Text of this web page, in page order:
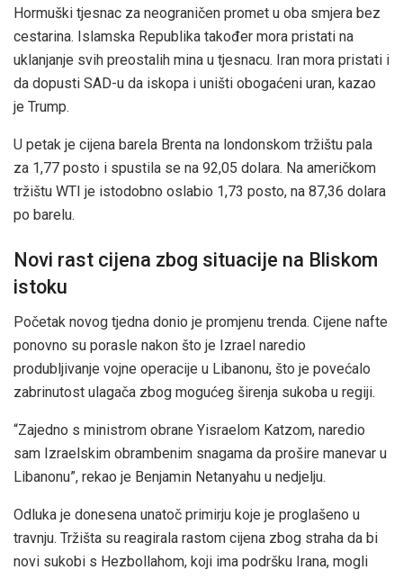
Hormuški tjesnac za neograničen promet u oba smjera bez
cestarina. Islamska Republika također mora pristati na
uklanjanje svih preostalih mina u tjesnacu. Iran mora pristati i
da dopusti SAD-u da iskopa i uništi obogaćeni uran, kazao
je Trump.
U petak je cijena barela Brenta na londonskom tržištu pala
za 1,77 posto i spustila se na 92,05 dolara. Na američkom
tržištu WTI je istodobno oslabio 1,73 posto, na 87,36 dolara
po barelu.
Novi rast cijena zbog situacije na Bliskom
istoku
Početak novog tjedna donio je promjenu trenda. Cijene nafte
ponovno su porasle nakon što je Izrael naredio
produbljivanje vojne operacije u Libanonu, što je povećalo
zabrinutost ulagača zbog mogućeg širenja sukoba u regiji.
“Zajedno s ministrom obrane Yisraelom Katzom, naredio
sam Izraelskim obrambenim snagama da prošire manevar u
Libanonu”, rekao je Benjamin Netanyahu u nedjelju.
Odluka je donesena unatoč primirju koje je proglašeno u
travnju. Tržišta su reagirala rastom cijena zbog straha da bi
novi sukobi s Hezbollahom, koji ima podršku Irana, mogli